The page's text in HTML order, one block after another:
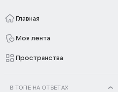
Главная
Моя лента
Пространства
В ТОПЕ НА ОТВЕТАХ